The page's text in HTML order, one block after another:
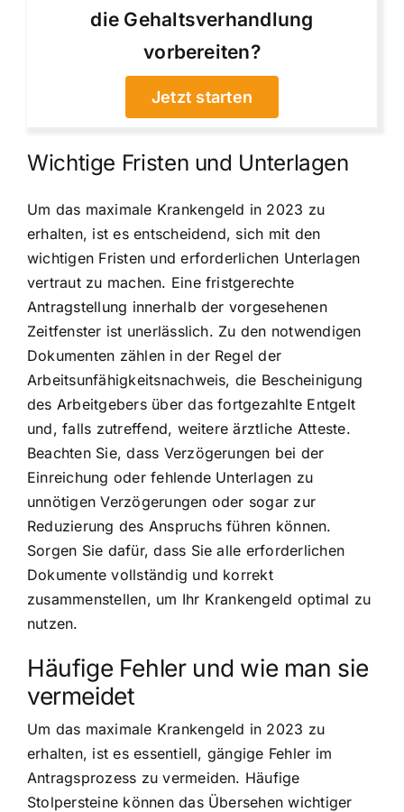
die Gehaltsverhandlung
vorbereiten?
Jetzt starten
Wichtige Fristen und Unterlagen
Um das maximale Krankengeld in 2023 zu
erhalten, ist es entscheidend, sich mit den
wichtigen Fristen und erforderlichen Unterlagen
vertraut zu machen. Eine fristgerechte
Antragstellung innerhalb der vorgesehenen
Zeitfenster ist unerlässlich. Zu den notwendigen
Dokumenten zählen in der Regel der
Arbeitsunfähigkeitsnachweis, die Bescheinigung
des Arbeitgebers über das fortgezahlte Entgelt
und, falls zutreffend, weitere ärztliche Atteste.
Beachten Sie, dass Verzögerungen bei der
Einreichung oder fehlende Unterlagen zu
unnötigen Verzögerungen oder sogar zur
Reduzierung des Anspruchs führen können.
Sorgen Sie dafür, dass Sie alle erforderlichen
Dokumente vollständig und korrekt
zusammenstellen, um Ihr Krankengeld optimal zu
nutzen.
Häufige Fehler und wie man sie
vermeidet
Um das maximale Krankengeld in 2023 zu
erhalten, ist es essentiell, gängige Fehler im
Antragsprozess zu vermeiden. Häufige
Stolpersteine können das Übersehen wichtiger